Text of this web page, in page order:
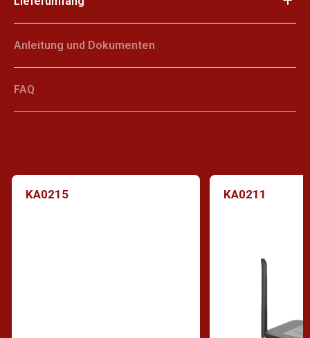
Anleitung und Dokumenten
FAQ
KA0215 KA0211